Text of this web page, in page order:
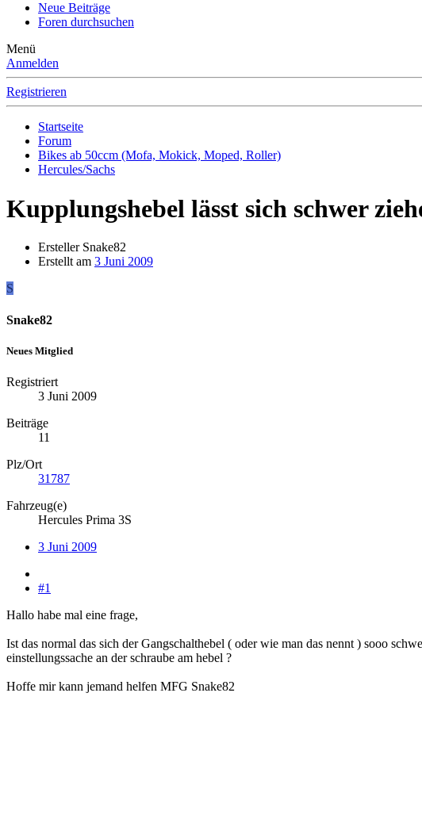
Neue Beiträge
Foren durchsuchen
Menü
Anmelden
Registrieren
Startseite
Forum
Bikes ab 50ccm (Mofa, Mokick, Moped, Roller)
Hercules/Sachs
Kupplungshebel lässt sich schwer
ErstellerSnake82
Erstellt am 3 Juni 2009
S
Snake82
Neues Mitglied
Registriert
3 Juni 2009
Beiträge
11
Plz/Ort
31787
Fahrzeug(e)
Hercules Prima 3S
3 Juni 2009
#1
Hallo habe mal eine frage,
Ist das normal das sich der Gangschalthebel ( oder wie man das nennt ) sooo
einstellungssache an der schraube am hebel ?
Hoffe mir kann jemand helfen MFG Snake82